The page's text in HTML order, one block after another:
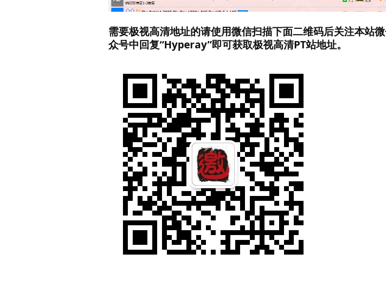
需要极视高清地址的请使用微信扫描下面二维码后关注本站
众号中回复“Hyperay”即可获取极视高清PT站地址。